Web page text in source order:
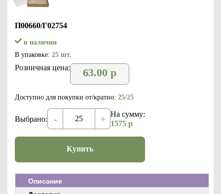
П00660/Г02754
в наличии
В упаковке: 25 шт.
Розничная цена: 63.00 р
Доступно для покупки от/кратно: 25/25
Выбрано: - +
На сумму:
1575 р
Купить
Описание